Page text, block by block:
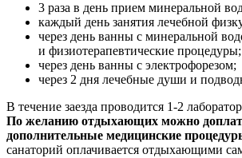
3 раза в день прием минеральной
каждый день занятия лечебной
через день ванны с минеральной
и физиотерапевтические процедуры;
через день ванны с электрофорезом;
через 2 дня лечебные души и
В течение заезда проводится 1-2
По желанию отдыхающих можно
дополнительные медицинские
санаторий оплачивается отдыхающими